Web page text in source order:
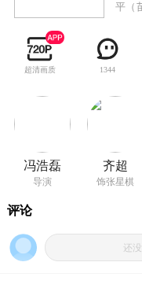
平（
里经
中华
在民
子
起
超清画质 1344
冯浩磊
导演
齐超
饰张星棋